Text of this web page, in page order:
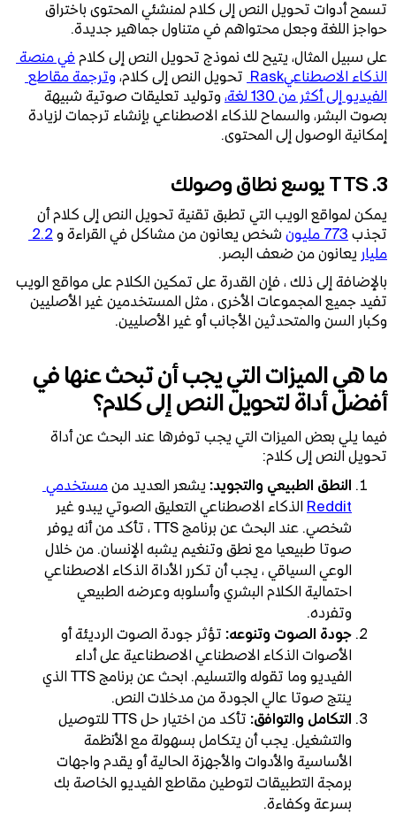
تسمح أدوات تحويل النص إلى كلام لمنشئي المحتوى باختراق
حواجز اللغة وجعل محتواهم في متناول جماهير جديدة.
على سبيل المثال، يتيح لك نموذج تحويل النص إلى كلام
في منصة
الذكاء الاصطناعيRask
تحويل النص إلى كلام،
وترجمة مقاطع
الفيديو إلى أكثر من 130 لغة،
وتوليد تعليقات صوتية شبيهة
بصوت البشر، والسماح للذكاء الاصطناعي بإنشاء ترجمات لزيادة
إمكانية الوصول إلى المحتوى.
3. TTS يوسع نطاق وصولك
يمكن لمواقع الويب التي تطبق تقنية تحويل النص إلى كلام أن
تجذب773 مليون شخص يعانون من مشاكل في القراءة و
2.2
ملياريعانون من ضعف البصر.
بالإضافة إلى ذلك ، فإن القدرة على تمكين الكلام على مواقع الويب
تفيد جميع المجموعات الأخرى ، مثل المستخدمين غير الأصليين
وكبار السن والمتحدثين الأجانب أو غير الأصليين.
ما هي الميزات التي يجب أن تبحث عنها في
أفضل أداة لتحويل النص إلى كلام؟
فيما يلي بعض الميزات التي يجب توفرها عند البحث عن أداة
تحويل النص إلى كلام:
النطق الطبيعي والتجويد:يشعر العديد من
Redditالذكاء الاصطناعي التعليق الصوتي يبدو غير
شخصي. عند البحث عن برنامج TTS ، تأكد من أنه يوفر
صوتا طبيعيا مع نطق وتنغيم يشبه الإنسان. من خلال
الوعي السياقي ، يجب أن تكرر الأداة الذكاء الاصطناعي
احتمالية الكلام البشري وأسلوبه وعرضه الطبيعي
وتفرده.
جودة الصوت وتنوعه:تؤثر جودة الصوت الرديئة أو
الأصوات الذكاء الاصطناعي الاصطناعية على أداء
الفيديو وما تقوله والتسليم. ابحث عن برنامج TTS الذي
ينتج صوتا عالي الجودة من مدخلات النص.
التكامل والتوافق:
تأكد من اختيار حل TTS للتوصيل
والتشغيل. يجب أن يتكامل بسهولة مع الأنظمة
الأساسية والأدوات والأجهزة الحالية أو يقدم واجهات
برمجة التطبيقات لتوطين مقاطع الفيديو الخاصة بك
بسرعة وكفاءة.